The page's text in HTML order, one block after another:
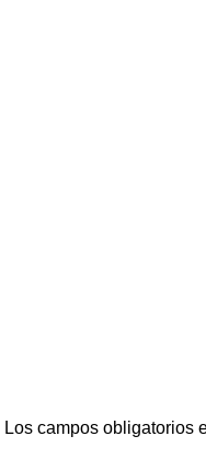
Los campos obligatorios